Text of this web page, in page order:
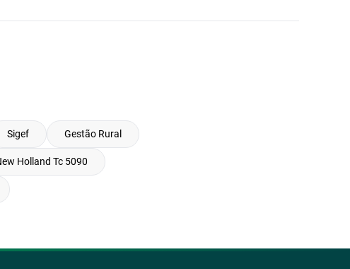
Sigef Gestão Rural
Holland Tc 5090